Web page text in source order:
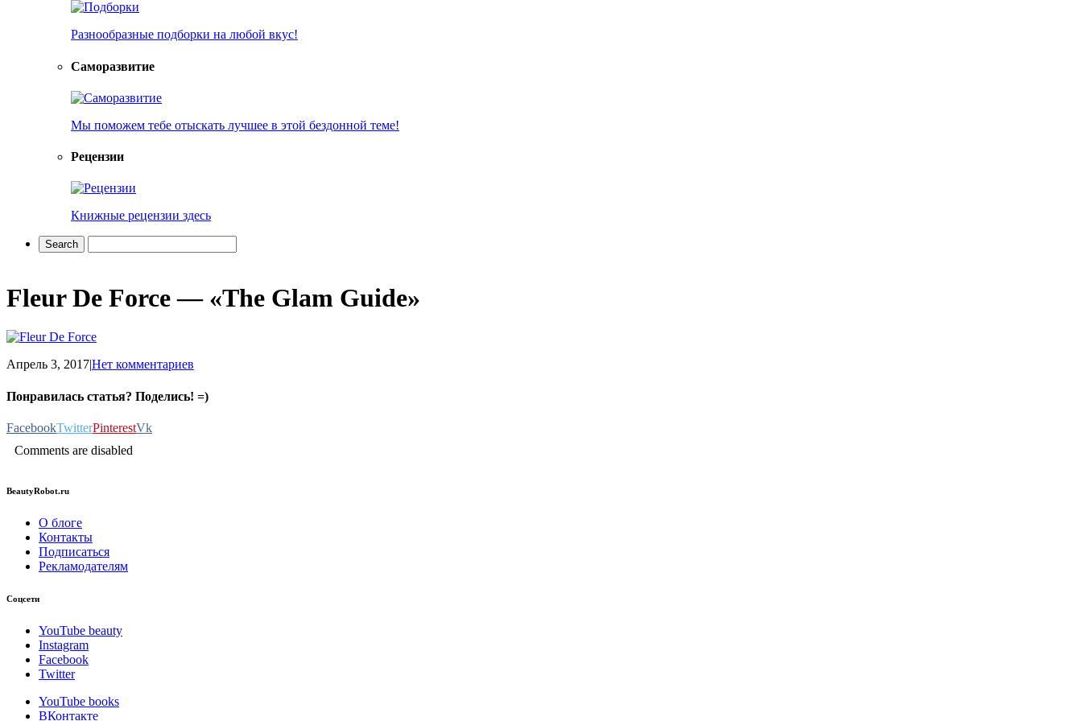
Разнообразные подборки на любой вкус!
Саморазвитие
Мы поможем тебе отыскать лучшее в этой бездонной теме!
Рецензии
Книжные рецензии здесь
Fleur De Force — «The Glam Guide»
Апрель 3, 2017|Нет комментариев
Понравилась статья? Поделись! =)
FacebookTwitterPinterestVk
Comments are disabled
BeautyRobot.ru
О блоге
Контакты
Подписаться
Рекламодателям
Соцсети
YouTube beauty
Instagram
Facebook
Twitter
YouTube books
ВКонтакте